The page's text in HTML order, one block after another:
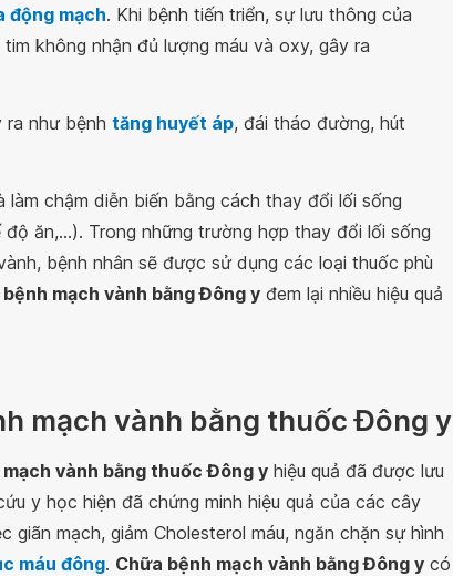
động mạch. Khi bệnh tiến triển, sự lưu thông của
không nhận đủ lượng máu và oxy, gây ra
ra như bệnh tăng huyết áp, đái tháo đường, hút
chậm diễn biến bằng cách thay đổi lối sống
ăn,...). Trong những trường hợp thay đổi lối sống
bệnh nhân sẽ được sử dụng các loại thuốc phù
mạch vành bằng Đông y đem lại nhiều hiệu quả
mạch vành bằng thuốc Đông y
vành bằng thuốc Đông y hiệu quả đã được lưu
y học hiện đã chứng minh hiệu quả của các cây
giãn mạch, giảm Cholesterol máu, ngăn chặn sự hình
máu đông. Chữa bệnh mạch vành bằng Đông y có